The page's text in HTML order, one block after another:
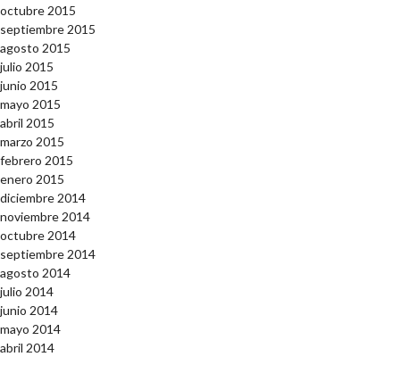
octubre 2015
septiembre 2015
agosto 2015
julio 2015
junio 2015
mayo 2015
abril 2015
marzo 2015
febrero 2015
enero 2015
diciembre 2014
noviembre 2014
octubre 2014
septiembre 2014
agosto 2014
julio 2014
junio 2014
mayo 2014
abril 2014